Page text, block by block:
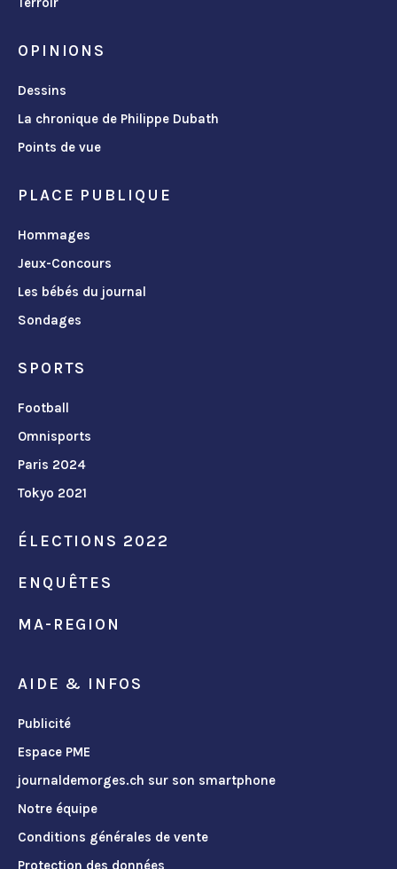
OPINIONS
Dessins
La chronique de Philippe Dubath
Points de vue
PLACE PUBLIQUE
Hommages
Jeux-Concours
Les bébés du journal
Sondages
SPORTS
Football
Omnisports
Paris 2024
Tokyo 2021
ÉLECTIONS 2022
ENQUÊTES
MA-REGION
AIDE & INFOS
Publicité
Espace PME
journaldemorges.ch sur son smartphone
Notre équipe
Conditions générales de vente